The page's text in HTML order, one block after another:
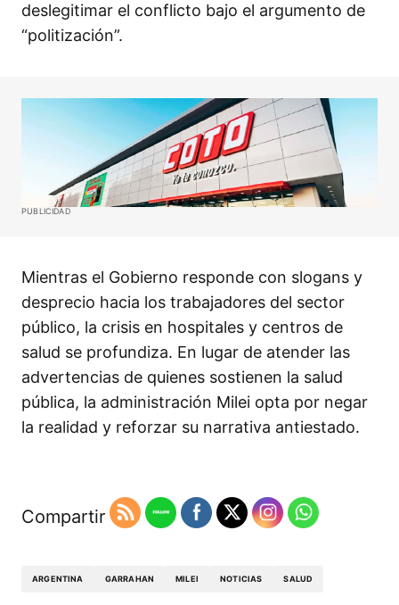
deslegitimar el conflicto bajo el argumento de
“politización”.
PUBLICIDAD
Mientras el Gobierno responde con slogans y
desprecio hacia los trabajadores del sector
público, la crisis en hospitales y centros de
salud se profundiza. En lugar de atender las
advertencias de quienes sostienen la salud
pública, la administración Milei opta por negar
la realidad y reforzar su narrativa antiestado.
Compartir
ARGENTINA GARRAHAN MILEI NOTICIAS SALUD